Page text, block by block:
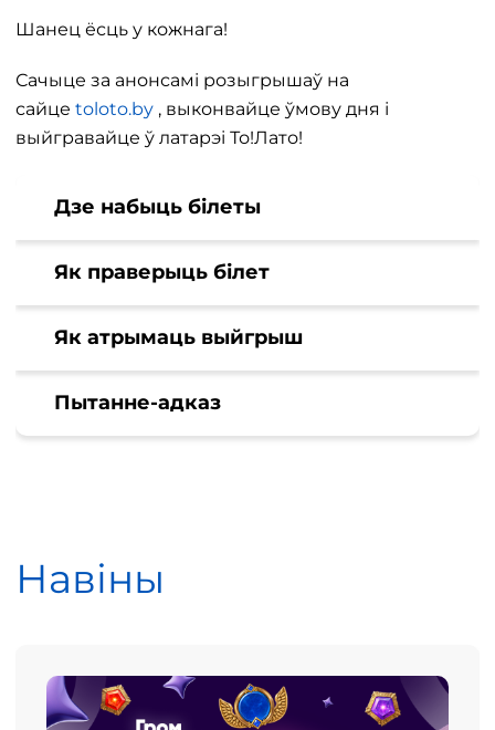
Шанец ёсць у кожнага!
Сачыце за анонсамі розыгрышаў на
сайце toloto.by , выконвайце ўмову дня і
выйгравайце ў латарэі То!Лато!
Дзе набыць білеты
Як праверыць білет
Як атрымаць выйгрыш
Пытанне-адказ
Навіны